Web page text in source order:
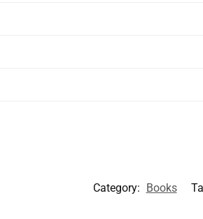
Category: Books